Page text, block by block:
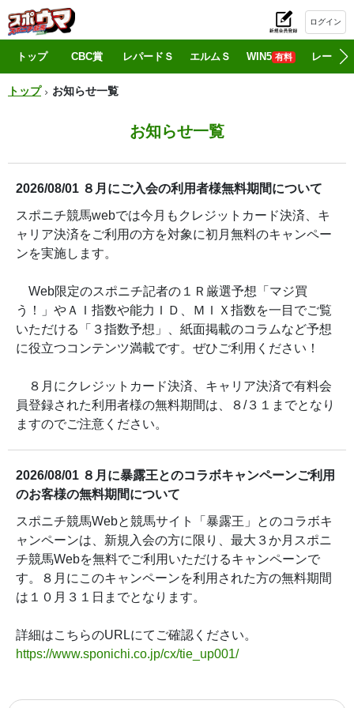
ログイン
トップ CBC賞 レパードＳ エルムＳ WIN5 有料 レース
トップ お知らせ一覧
お知らせ一覧
2026/08/01 ８月にご入会の利用者様無料期間について
スポニチ競馬webでは今月もクレジットカード決済、キ
ャリア決済をご利用の方を対象に初月無料のキャンペー
ンを実施します。
Web限定のスポニチ記者の１Ｒ厳選予想「マジ買
う！」やＡＩ指数や能力ＩＤ、ＭＩＸ指数を一目でご覧
いただける「３指数予想」、紙面掲載のコラムなど予想
に役立つコンテンツ満載です。ぜひご利用ください！
８月にクレジットカード決済、キャリア決済で有料会
員登録された利用者様の無料期間は、８/３１までとなり
ますのでご注意ください。
2026/08/01 ８月に暴露王とのコラボキャンペーンご利用
のお客様の無料期間について
スポニチ競馬Webと競馬サイト「暴露王」とのコラボキ
ャンペーンは、新規入会の方に限り、最大３か月スポニ
チ競馬Webを無料でご利用いただけるキャンペーンで
す。８月にこのキャンペーンを利用された方の無料期間
は１０月３１日までとなります。
詳細はこちらのURLにてご確認ください。
https://www.sponichi.co.jp/cx/tie_up001/